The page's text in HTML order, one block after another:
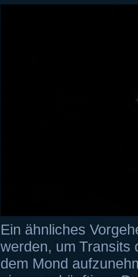
Ein ähnliches
werden, um Transits
dem Mond